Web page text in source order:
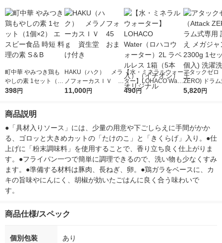
町中華 やみつき鶏も
やしの素 1セット（1
個×2） エスビー食品
398円
HAKU（ハク） メラ
ノフォーカスＩＶ 4
5ｇ 資生堂 おまけ
11,000円
【水・ミネラルウォー
ター】LOHACO Wate
r（ロハコウォータ
490円
アタックゼロ
ZERO) ドラ
詰め替え メガ
5,820円
商品説明
●「具材入りソース」には、少量の用意や下ごしらえに手間がかか
る、ゴロッと大きめカットの「たけのこ」と「きくらげ」入り。●仕
上げに「粉末調味料」を使用することで、香り立ち良く仕上がりま
す。●フライパン一つで簡単に調理できるので、洗い物も少なくすみ
ます。●準備する材料は豚肉、長ねぎ、卵。●鶏ガラをベースに、カ
キの旨味やにんにく、胡椒が効いたごはんに良く合う味わいで
す。
商品仕様/スペック
個別包装 あり